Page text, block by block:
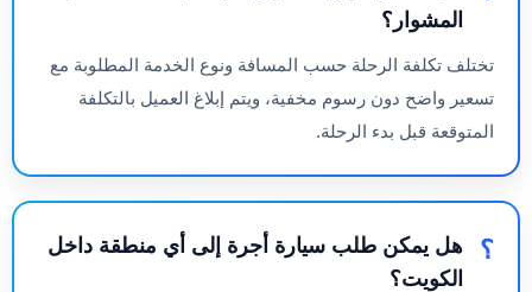
المشوار؟
تختلف تكلفة الرحلة حسب المسافة ونوع الخدمة المطلوبة مع
تسعير واضح دون رسوم مخفية، ويتم إبلاغ العميل بالتكلفة
المتوقعة قبل بدء الرحلة.
هل يمكن طلب سيارة أجرة إلى أي منطقة داخل
الكويت؟